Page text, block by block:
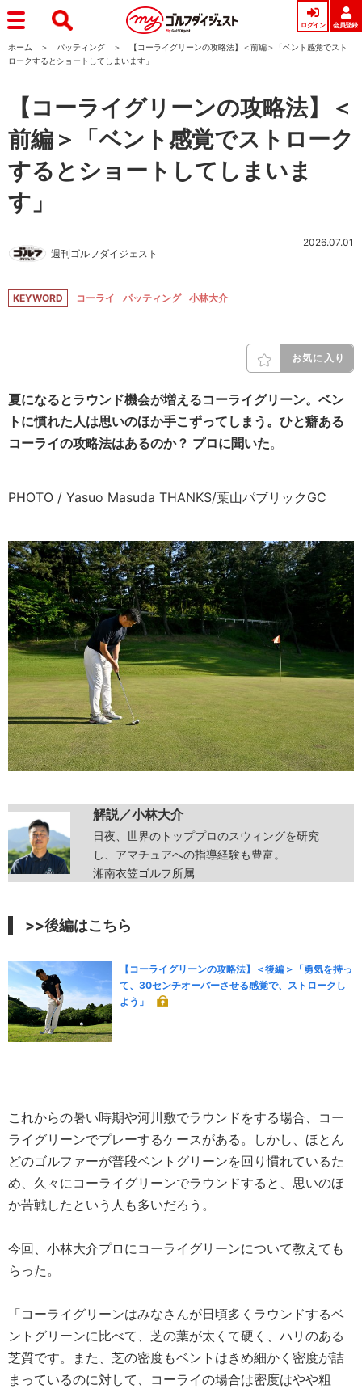
ログイン 会員登録
ホーム パッティング
【コーライグリーンの攻略法】＜前編＞「ベント感覚でスト
ロークするとショートしてしまいます」
【コーライグリーンの攻略法】＜
前編＞「ベント感覚でストローク
するとショートしてしまいま
す」
週刊ゴルフダイジェスト
2026.07.01
KEYWORD コーライ パッティング 小林大介
お気に入り
夏になるとラウンド機会が増えるコーライグリーン。ベン
トに慣れた人は思いのほか手こずってしまう。ひと癖ある
コーライの攻略法はあるのか？ プロに聞いた。
PHOTO / Yasuo Masuda THANKS/葉山パブリックGC
解説／小林大介
日夜、世界のトッププロのスウィングを研究
し、アマチュアへの指導経験も豊富。
湘南衣笠ゴルフ所属
>>後編はこちら
【コーライグリーンの攻略法】＜後編＞「勇気を持っ
て、30センチオーバーさせる感覚で、ストロークし
よう」
これからの暑い時期や河川敷でラウンドをする場合、コー
ライグリーンでプレーするケースがある。しかし、ほとん
どのゴルファーが普段ベントグリーンを回り慣れているた
め、久々にコーライグリーンでラウンドすると、思いのほ
か苦戦したという人も多いだろう。
今回、小林大介プロにコーライグリーンについて教えても
らった。
「コーライグリーンはみなさんが日頃多くラウンドするベ
ントグリーンに比べて、芝の葉が太くて硬く、ハリのある
芝質です。また、芝の密度もベントはきめ細かく密度が詰
まっているのに対して、コーライの場合は密度はやや粗